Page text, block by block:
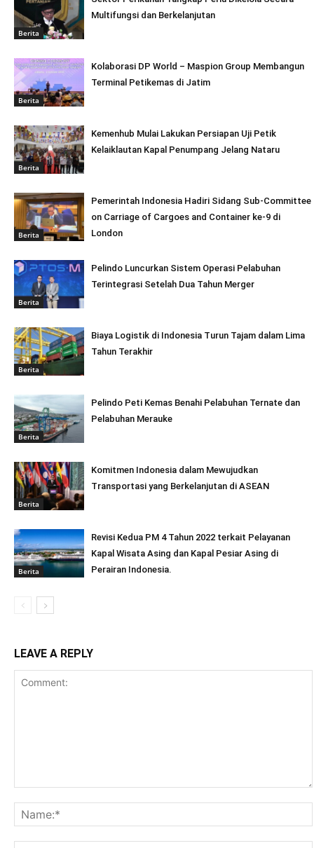
Berita
Multifungsi dan Berkelanjutan
Berita
Kolaborasi DP World – Maspion Group Membangun
Terminal Petikemas di Jatim
Berita
Kemenhub Mulai Lakukan Persiapan Uji Petik
Kelaiklautan Kapal Penumpang Jelang Nataru
Berita
Pemerintah Indonesia Hadiri Sidang Sub-Committee
on Carriage of Cargoes and Container ke-9 di
London
Berita
Pelindo Luncurkan Sistem Operasi Pelabuhan
Terintegrasi Setelah Dua Tahun Merger
Berita
Biaya Logistik di Indonesia Turun Tajam dalam Lima
Tahun Terakhir
Berita
Pelindo Peti Kemas Benahi Pelabuhan Ternate dan
Pelabuhan Merauke
Berita
Komitmen Indonesia dalam Mewujudkan
Transportasi yang Berkelanjutan di ASEAN
Berita
Revisi Kedua PM 4 Tahun 2022 terkait Pelayanan
Kapal Wisata Asing dan Kapal Pesiar Asing di
Perairan Indonesia.
LEAVE A REPLY